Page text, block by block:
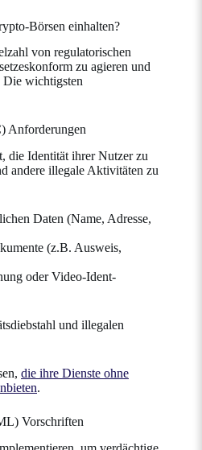
Börsen einhalten?
von regulatorischen
zu agieren und
Die wichtigsten
Anforderungen
die Identität ihrer Nutzer zu
andere illegale Aktivitäten zu
Daten (Name, Adresse,
(z.B. Ausweis,
oder Video-Ident-
und illegalen
die ihre Dienste ohne
.
Vorschriften